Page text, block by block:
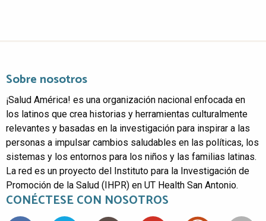
Sobre nosotros
¡Salud América! es una organización nacional enfocada en
los latinos que crea historias y herramientas culturalmente
relevantes y basadas en la investigación para inspirar a las
personas a impulsar cambios saludables en las políticas, los
sistemas y los entornos para los niños y las familias latinas.
La red es un proyecto del Instituto para la Investigación de
Promoción de la Salud (IHPR) en UT Health San Antonio.
CONÉCTESE CON NOSOTROS